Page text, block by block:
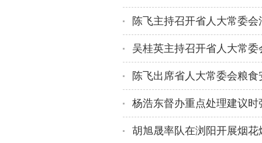
吴桂英主持召开省人大常委
陈飞出席省人大常委会粮
胡旭晟率队在浏阳开展烟